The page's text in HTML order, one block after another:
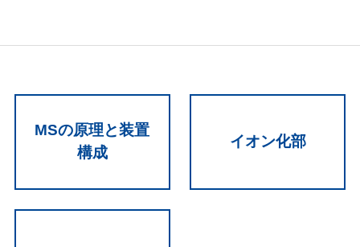
MSの原理と装置
構成
イオン化部